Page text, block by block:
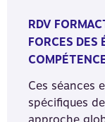
RDV
FORCES DES
Ces séances
spécifiques